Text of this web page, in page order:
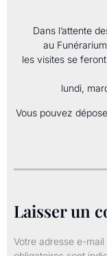
Dans l’attente
au
les visites se
lundi,
Vous pouvez
Laisser un
Votre adresse e-mail